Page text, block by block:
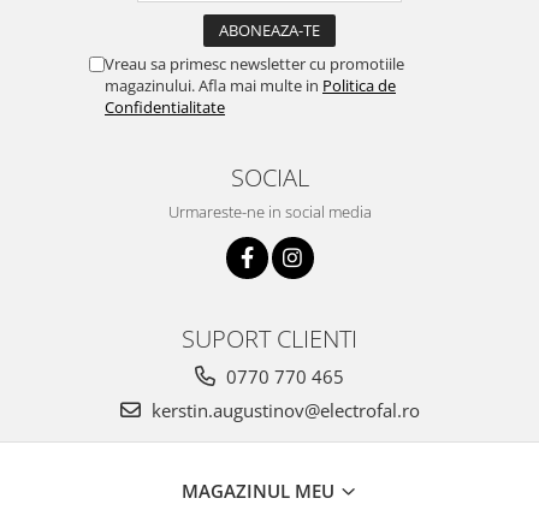
Vreau sa primesc newsletter cu promotiile
magazinului. Afla mai multe in Politica de
Confidentialitate
SOCIAL
Urmareste-ne in social media
SUPORT CLIENTI
0770 770 465
kerstin.augustinov@electrofal.ro
MAGAZINUL MEU